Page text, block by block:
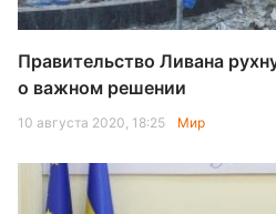
Правительство Ливана
о важном решении
10 августа 2020, 18:25 Мир